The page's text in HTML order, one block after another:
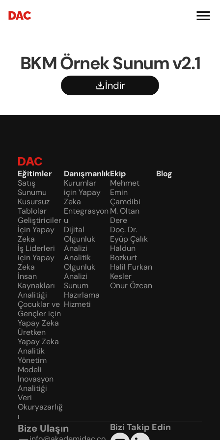
DAC
BKM Örnek Sunum v2.1
İndir
DAC
Eğitimler
Satış
Sunumu
Kusursuz
Tablolar
Geliştiriciler
İçin Yapay
Zeka
İş Liderleri
için Yapay
Zeka
İnsan
Kaynakları
Analitiği
Çocuklar ve
Gençler için
Yapay Zeka
Üretken
Yapay Zeka
Analitik
Yönetim
Modeli
İnovasyon
Analitiği
Veri
Okuryazarlığ
ı
Danışmanlık
Kurumlar
için Yapay
Zeka
Entegrasyon
u
Dijital
Olgunluk
Analizi
Analitik
Olgunluk
Analizi
Sunum
Hazırlama
Hizmeti
Ekip
Mehmet
Emin
Çamdibi
M. Oltan
Dere
Doç. Dr.
Eyüp Çalık
Haldun
Bozkurt
Halil Furkan
Kesler
Onur Özcan
Blog
Bize Ulaşın Bizi Takip Edin